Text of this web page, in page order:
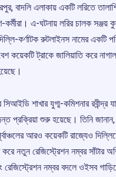
বাদলি এলাকায় একটি লরিতে
কর্মীরা। এ-ঘটনায় লরির চালক সঞ্জয়
কর্ণাটক রুটলাইনস নামের একটি
কয়েকটি ট্রাকে জালিয়াতি করে
শাখার যুগ্ম-কমিশনার রবীন্দ্র
প্রক্রিয়া শুরু হয়েছে। তিনি
আরও কয়েকটি রাজ্যেও
করে নতুন রেজিস্ট্রেশন নম্বর সাঁটার
রেজিস্ট্রেশন নম্বর বদলে ওইসব